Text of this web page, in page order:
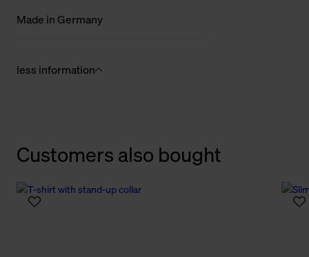
Made in Germany
less information
Customers also bought